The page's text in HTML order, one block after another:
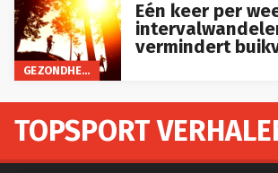
GEZONDHEID
Eén keer per
vermindert
TOPSPORT